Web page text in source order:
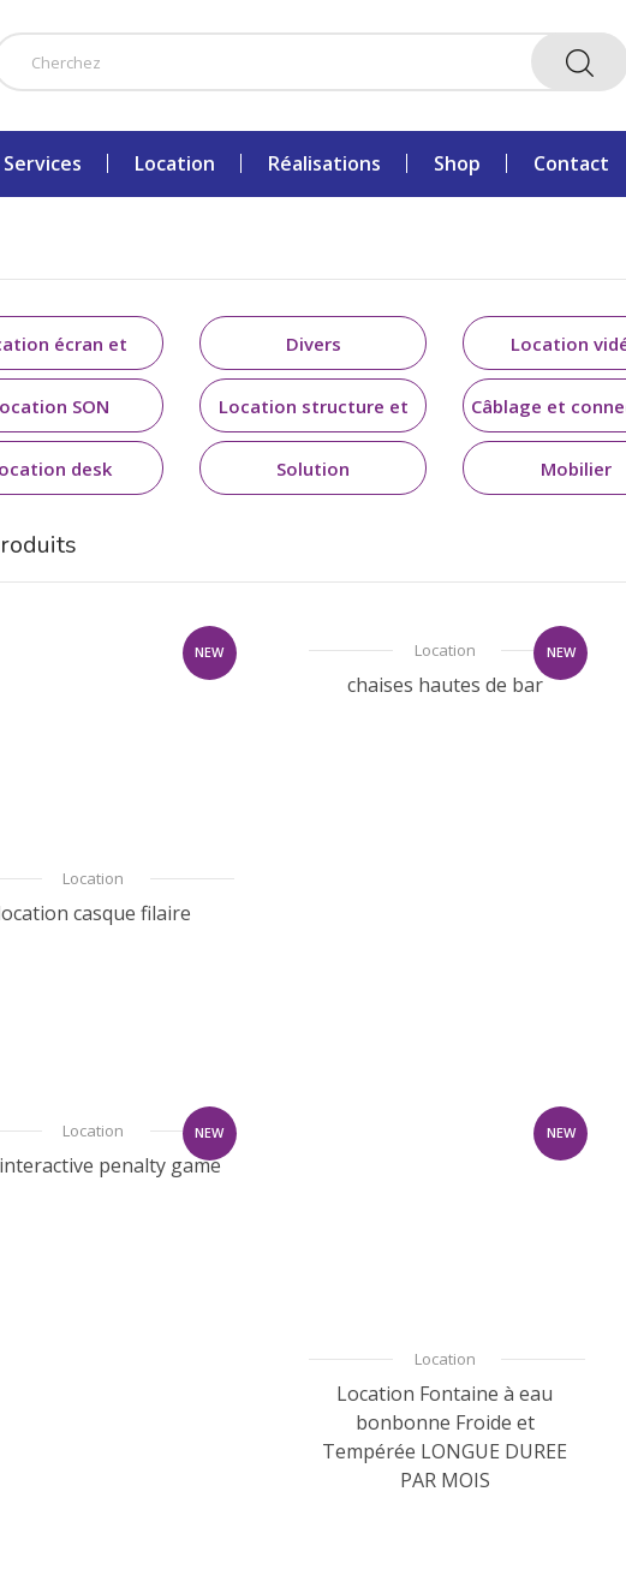
Services Location Réalisations Shop Contact
écran et
affichage
Divers Location
SON Location structure et
support
Câblage et
desk Solution Mobilier
NEW
Location
casque filaire
NEW
Location
chaises hautes de bar
NEW
Location
penalty game
NEW
Location
Location Fontaine à eau
bonbonne Froide et
Tempérée LONGUE DUREE
PAR MOIS